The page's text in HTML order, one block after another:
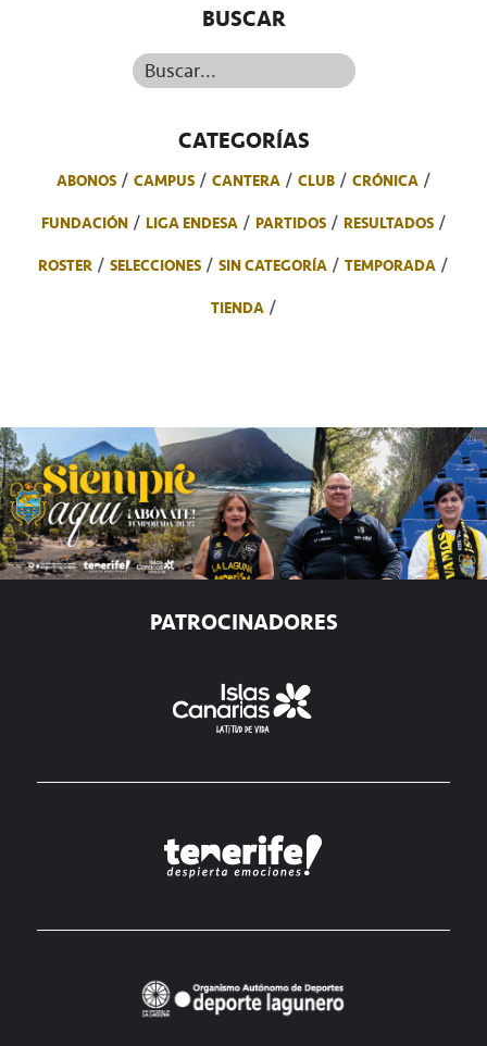
BUSCAR
Buscar...
CATEGORÍAS
ABONOS CAMPUS CANTERA CLUB
CRÓNICA
FUNDACIÓN
LIGA ENDESA PARTIDOS
RESULTADOS
ROSTER
SELECCIONES SIN CATEGORÍA
TEMPORADA
TIENDA
PATROCINADORES